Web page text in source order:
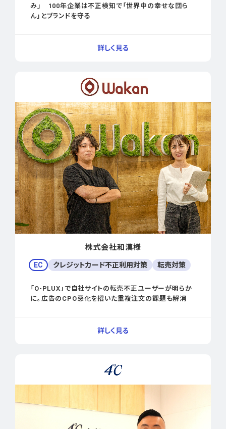
み」 100年企業は不正検知で「世界中の幸せな団ら
ん」とブランドを守る
株式会社和漢様
EC クレジットカード不正利用対策 転売対策
「O-PLUX」で自社サイトの転売不正ユーザーが明らか
に。広告のCPO悪化を招いた重複注文の課題も解消